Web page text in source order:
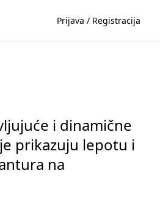
Prijava / Registracija
i dinamične
prikazuju lepotu i
na